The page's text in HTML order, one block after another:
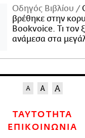
Οδηγός Βιβλίου
βρέθηκε στην
Bookvoice. Τι τον
ανάμεσα στα
ΤΑΥΤΟΤΗΤΑ
ΕΠΙΚΟΙΝΩΝΙΑ